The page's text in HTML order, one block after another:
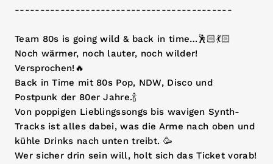
-------------------------------------------
Team 80s is going wild & back in time…🕺🏻💃🏻
Noch wärmer, noch lauter, noch wilder!
Versprochen!🔥
Back in Time mit 80s Pop, NDW, Disco und
Postpunk der 80er Jahre.🍾
Von poppigen Lieblingssongs bis wavigen Synth-
Tracks ist alles dabei, was die Arme nach oben und
kühle Drinks nach unten treibt. 🥳
Wer sicher drin sein will, holt sich das Ticket vorab!